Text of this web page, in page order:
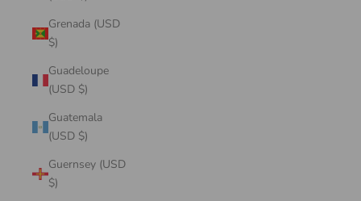
Grenada (USD
$)
Guadeloupe
(USD $)
Guatemala
(USD $)
Guernsey (USD
$)